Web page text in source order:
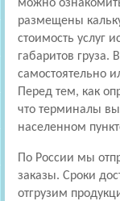
можно
размещены
стоимость услуг
габаритов груза.
самостоятельно
Перед тем, как
что терминалы
населенном
По России мы
заказы. Сроки
отгрузим